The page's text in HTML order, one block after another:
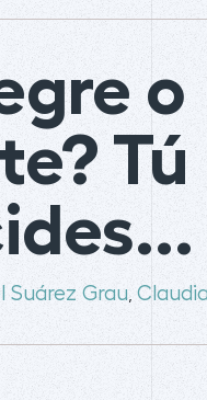
o
Tú
Suárez Grau,